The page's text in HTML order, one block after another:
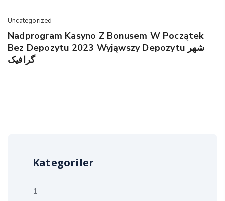
Uncategorized
Nadprogram Kasyno Z Bonusem W Początek
Bez Depozytu 2023 Wyjąwszy Depozytu شهر
گرافیک
Kategoriler
1